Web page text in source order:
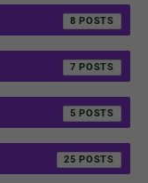
8
7
5
25